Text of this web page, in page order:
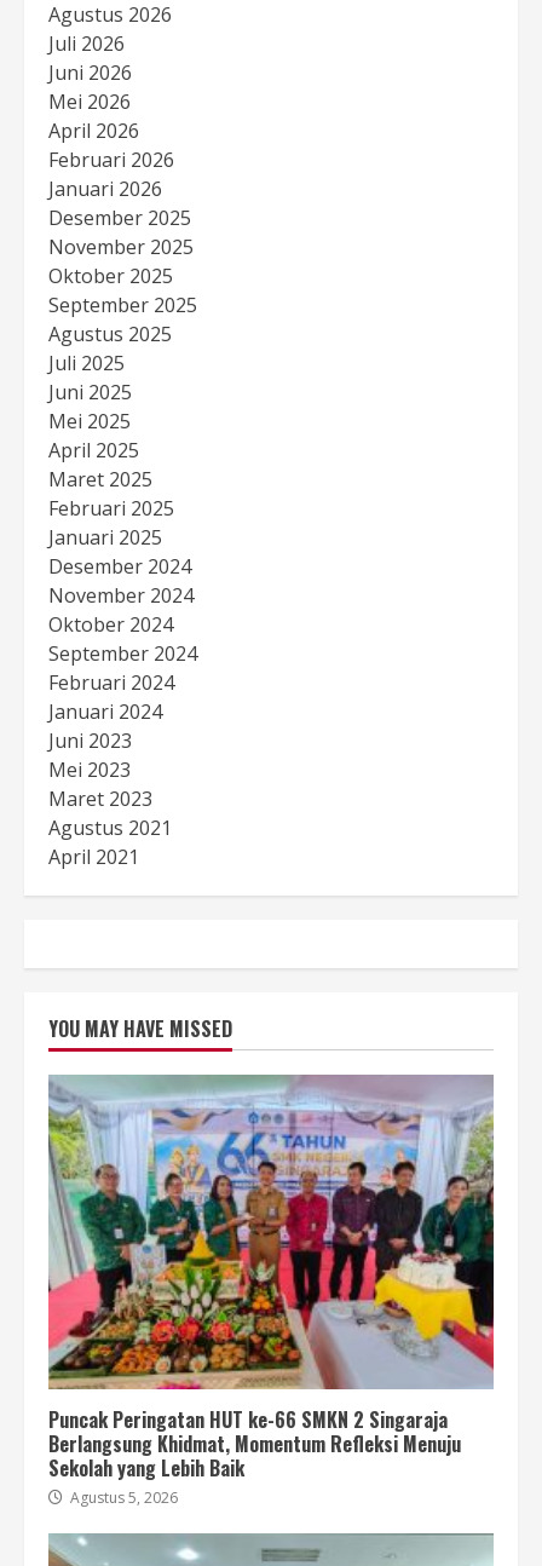
Agustus 2026
Juli 2026
Juni 2026
Mei 2026
April 2026
Februari 2026
Januari 2026
Desember 2025
November 2025
Oktober 2025
September 2025
Agustus 2025
Juli 2025
Juni 2025
Mei 2025
April 2025
Maret 2025
Februari 2025
Januari 2025
Desember 2024
November 2024
Oktober 2024
September 2024
Februari 2024
Januari 2024
Juni 2023
Mei 2023
Maret 2023
Agustus 2021
April 2021
YOU MAY HAVE MISSED
Puncak Peringatan HUT ke-66 SMKN 2 Singaraja
Berlangsung Khidmat, Momentum Refleksi Menuju
Sekolah yang Lebih Baik
Agustus 5, 2026